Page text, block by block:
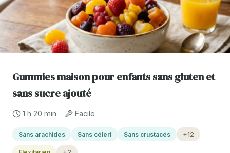
Gummies maison pour enfants sans gluten et
sans sucre ajouté
1 h 20 min Facile
Sans arachides Sans céleri Sans crustacés +12